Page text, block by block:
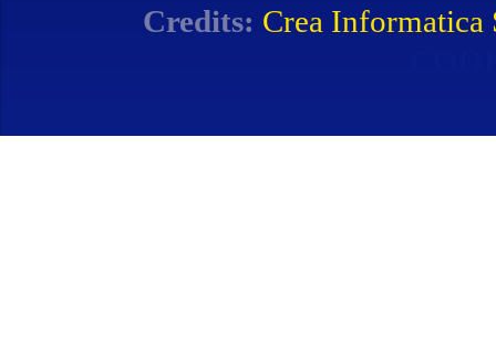
Credits: Crea Informatica